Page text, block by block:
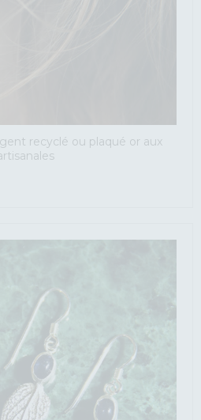
recyclé ou plaqué or aux